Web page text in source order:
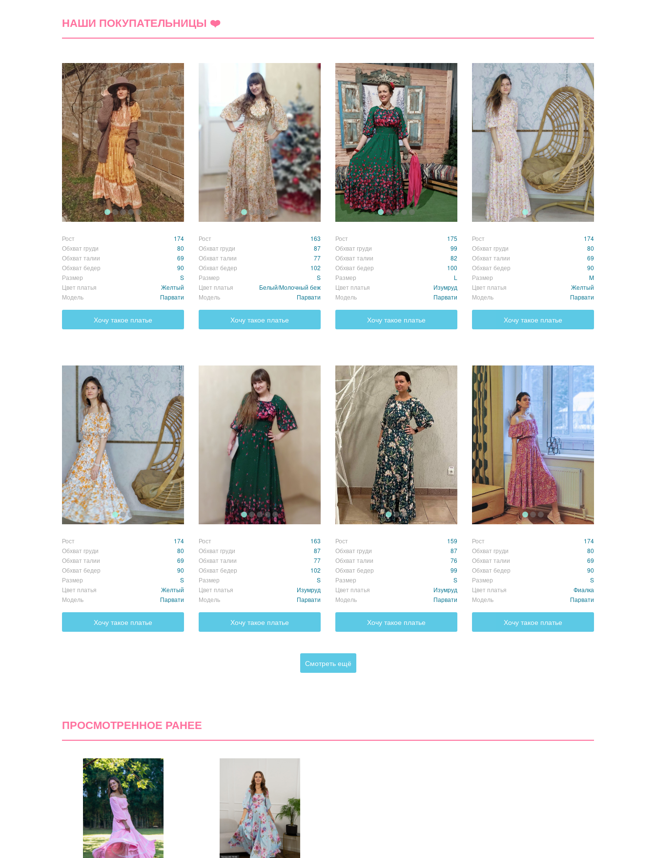
(0)
4 звезды
3 звезды
2 звезды (0)
1 звезда (0)
Сортировка: по дате добавления
Ещё не добавлено ни одного комментария
НАШИ ПОКУПАТЕЛЬНИЦЫ ❤️
Рост
174
Обхват груди
80
Обхват талии
69
Обхват бедер
90
Размер
S
Цвет платья
Желтый
Модель
Парвати
Хочу такое платье
Рост
163
Обхват груди
87
Обхват талии
77
Обхват бедер
102
Размер
S
Цвет платья
Белый/Молочный беж
Модель
Парвати
Хочу такое платье
Рост
175
Обхват груди
99
Обхват талии
82
Обхват бедер
100
Размер
L
Цвет платья
Изумруд
Модель
Парвати
Хочу такое платье
Рост
174
Обхват груди
80
Обхват талии
69
Обхват бедер
90
Размер
M
Цвет платья
Желтый
Модель
Парвати
Хочу такое платье
Рост
174
Обхват груди
80
Обхват талии
69
Обхват бедер
90
Размер
S
Цвет платья
Желтый
Модель
Парвати
Хочу такое платье
Рост
163
Обхват груди
87
Обхват талии
77
Обхват бедер
102
Размер
S
Цвет платья
Изумруд
Модель
Парвати
Хочу такое платье
Рост
159
Обхват груди
87
Обхват талии
76
Обхват бедер
99
Размер
S
Цвет платья
Изумруд
Модель
Парвати
Хочу такое платье
Рост
174
Обхват груди
80
Обхват талии
69
Обхват бедер
90
Размер
S
Цвет платья
Фиалка
Модель
Парвати
Хочу такое платье
Смотреть ещё
ПРОСМОТРЕННОЕ РАНЕЕ